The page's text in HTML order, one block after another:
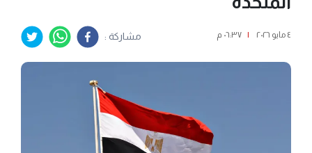
٤ مايو ٢٠٢٦ | ٠٦:٣٧ م مشاركة :